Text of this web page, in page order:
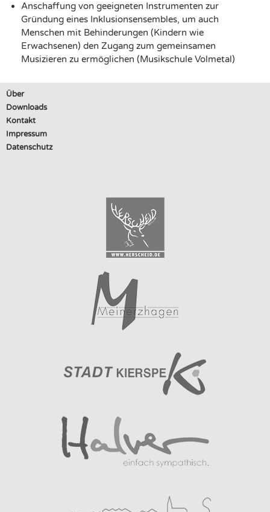
Anschaffung von geeigneten Instrumenten zur
Gründung eines Inklusionsensembles, um auch
Menschen mit Behinderungen (Kindern wie
Erwachsenen) den Zugang zum gemeinsamen
Musizieren zu ermöglichen (Musikschule Volmetal)
Über
Downloads
Kontakt
Impressum
Datenschutz